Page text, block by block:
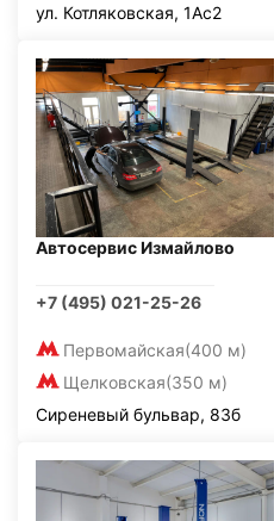
ул. Котляковская, 1Ас2
Автосервис Измайлово
+7 (495) 021-25-26
Первомайская(400 м)
Щелковская(350 м)
Сиреневый бульвар, 83б